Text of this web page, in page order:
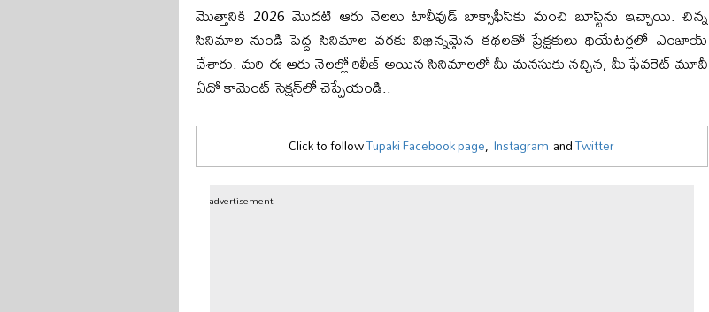
మొత్తానికి 2026 మొదటి ఆరు నెలలు టాలీవుడ్ బాక్సాఫీస్‌కు మంచి బూస్ట్‌ను ఇచ్చాయి. చిన్న
సినిమాల నుండి పెద్ద సినిమాల వరకు విభిన్నమైన కథలతో ప్రేక్షకులు థియేటర్లలో ఎంజాయ్
చేశారు. మరి ఈ ఆరు నెలల్లో రిలీజ్ అయిన సినిమాలలో మీ మనసుకు నచ్చిన, మీ ఫేవరెట్ మూవీ
ఏదో కామెంట్ సెక్షన్‌లో చెప్పేయండి..
Click to followTupaki Facebook page, Instagram andTwitter
advertisement